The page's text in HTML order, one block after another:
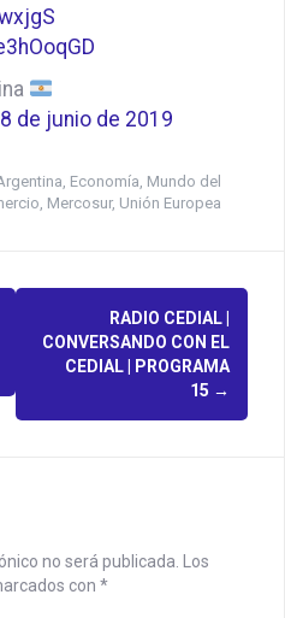
de junio de 2019
, Economía, Mundo del
, Mercosur, Unión Europea
RADIO CEDIAL |
CONVERSANDO CON EL
CEDIAL | PROGRAMA
15 →
no será publicada.
Los
con *